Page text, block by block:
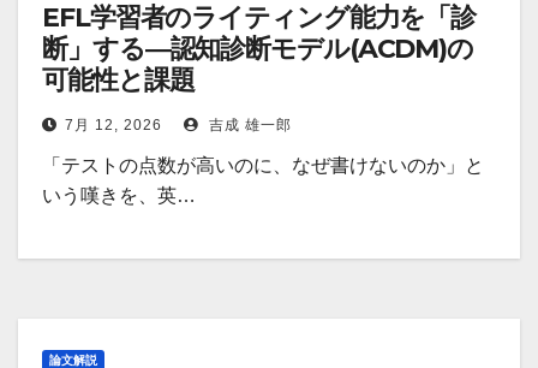
EFL学習者のライティング能力を「診
断」する―認知診断モデル(ACDM)の
可能性と課題
7月 12, 2026 吉成 雄一郎
「テストの点数が高いのに、なぜ書けないのか」と
いう嘆きを、英…
論文解説